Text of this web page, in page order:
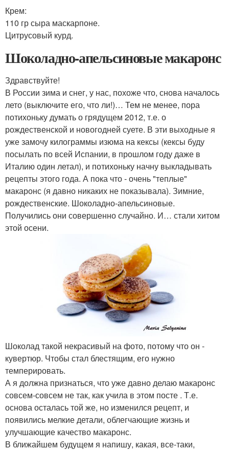
Крем:
110 гр сыра маскарпоне.
Цитрусовый курд.
Шоколадно-апельсиновые макаронс
Здравствуйте!
В России зима и снег, у нас, похоже что, снова началось
лето (выключите его, что ли!)… Тем не менее, пора
потихоньку думать о грядущем 2012, т.е. о
рождественской и новогодней суете. В эти выходные я
уже замочу килограммы изюма на кексы (кексы буду
посылать по всей Испании, в прошлом году даже в
Италию один летал), и потихоньку начну выкладывать
рецепты этого года. А пока что - очень "теплые"
макаронс (я давно никаких не показывала). Зимние,
рождественские. Шоколадно-апельсиновые.
Получились они совершенно случайно. И… стали хитом
этой осени.
Шоколад такой некрасивый на фото, потому что он -
кувертюр. Чтобы стал блестящим, его нужно
темперировать.
А я должна признаться, что уже давно делаю макаронс
совсем-совсем не так, как учила в этом посте . Т.е.
основа осталась той же, но изменился рецепт, и
появились мелкие детали, облегчающие жизнь и
улучшающие качество макаронс.
В ближайшем будущем я напишу, какая, все-таки,